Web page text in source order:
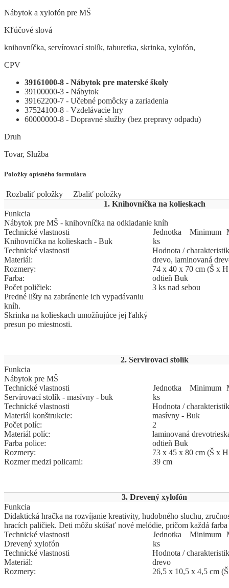
Nábytok a xylofón pre MŠ
Kľúčové slová
knihovníčka, servírovací stolík, taburetka, skrinka, xylofón,
CPV
39161000-8 - Nábytok pre materské školy
39100000-3 - Nábytok
39162200-7 - Učebné pomôcky a zariadenia
37524100-8 - Vzdelávacie hry
60000000-8 - Dopravné služby (bez prepravy odpadu)
Druh
Tovar, Služba
Položky opisného formulára
Rozbaliť položky
Zbaliť položky
1. Knihovníčka na kolieskach
Funkcia
Nábytok pre MŠ - knihovníčka na odkladanie kníh
Technické vlastnosti
Jed­not­ka Mi­ni­mum
Knihovníčka na kolieskach - Buk
ks
Technické vlastnosti
Hodnota /
Materiál:
drevo, laminovaná
Rozmery:
74 x 40 x 70 cm (Š x
Farba:
odtieň Buk
Počet poličiek:
3 ks nad sebou
Predné lišty na zabránenie ich vypadávaniu
kníh.
Skrinka na kolieskach umožňujúce jej ľahký
presun po miestnosti.
2. Servírovací stolík
Funkcia
Nábytok pre MŠ
Technické vlastnosti
Jed­not­ka Mi­ni­mum
Servírovací stolík - masívny - buk
ks
Technické vlastnosti
Hodnota /
Materiál konštrukcie:
masívny - Buk
Počet políc:
2
Materiál políc:
laminovaná
Farba police:
odtieň Buk
Rozmery:
73 x 45 x 80 cm (Š x
Rozmer medzi policami:
39 cm
3. Drevený xylofón
Funkcia
Didaktická hračka na rozvíjanie kreativity, hudobného sluchu,
hracích paličiek. Deti môžu skúšať nové melódie, pričom každá
Technické vlastnosti
Jed­not­ka Mi­ni­mum
Drevený xylofón
ks
Technické vlastnosti
Hodnota /
Materiál:
drevo
Rozmery:
26,5 x 10,5 x 4,5 cm